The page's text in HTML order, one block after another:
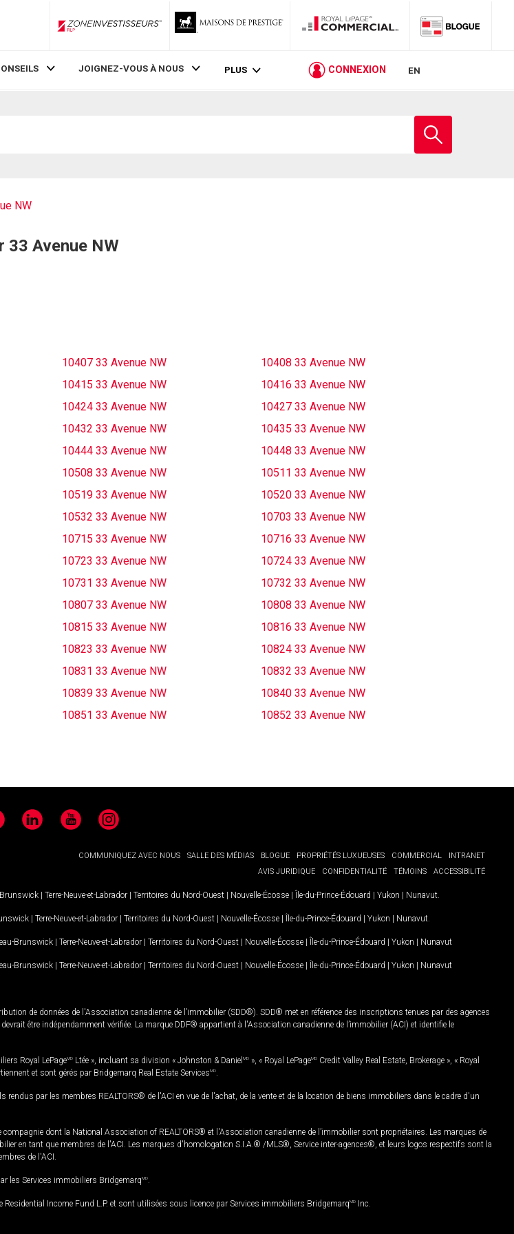
ZoneInvestisseurs RLP
JOIGNEZ-VOUS À NOUS PLUS CONNEXION EN
NW
33 Avenue NW
10407 33 Avenue NW
10408 33 Avenue NW
10415 33 Avenue NW
10416 33 Avenue NW
10424 33 Avenue NW
10427 33 Avenue NW
10432 33 Avenue NW
10435 33 Avenue NW
10444 33 Avenue NW
10448 33 Avenue NW
10508 33 Avenue NW
10511 33 Avenue NW
10519 33 Avenue NW
10520 33 Avenue NW
10532 33 Avenue NW
10703 33 Avenue NW
10715 33 Avenue NW
10716 33 Avenue NW
10723 33 Avenue NW
10724 33 Avenue NW
10731 33 Avenue NW
10732 33 Avenue NW
10807 33 Avenue NW
10808 33 Avenue NW
10815 33 Avenue NW
10816 33 Avenue NW
10823 33 Avenue NW
10824 33 Avenue NW
10831 33 Avenue NW
10832 33 Avenue NW
10839 33 Avenue NW
10840 33 Avenue NW
10851 33 Avenue NW
10852 33 Avenue NW
LinkedIn YouTubeInstagram
COMMUNIQUEZ AVEC NOUS SALLE DES MÉDIAS BLOGUE PROPRIÉTÉS LUXUEUSES COMMERCIAL
INTRANET
AVIS JURIDIQUE
CONFIDENTIALITÉ TÉMOINS ACCESSIBILITÉ
| Terre-Neuve-et-Labrador | Territoires du Nord-Ouest | Nouvelle-Écosse | Île-du-Prince-Édouard | Yukon | Nunavut
| Terre-Neuve-et-Labrador | Territoires du Nord-Ouest | Nouvelle-Écosse | Île-du-Prince-Édouard | Yukon | Nunavut
Brunswick | Terre-Neuve-et-Labrador | Territoires du Nord-Ouest | Nouvelle-Écosse | Île-du-Prince-Édouard | Yukon | Nunavut
Brunswick | Terre-Neuve-et-Labrador | Territoires du Nord-Ouest | Nouvelle-Écosse | Île-du-Prince-Édouard | Yukon | Nunavut
de données de l'Association canadienne de l’immobilier (SDD®). SDD® met en référence des inscriptions tenues par des agences
être indépendamment vérifiée. La marque DDF® appartient à l'Association canadienne de l’immobilier (ACI) et identifie le
Royal LePageMD Ltée », incluant sa division « Johnston & Daniel MD », « Royal LePageMD Credit Valley Real Estate, Brokerage », « Royal
et sont gérés par Bridgemarq Real Estate ServicesMD
par les membres REALTORS® de l'ACI en vue de l'achat, de la vente et de la location de biens immobiliers dans le cadre d'un
dont la National Association of REALTORS® et l'Association canadienne de l’immobilier sont propriétaires. Les marques de
en tant que membres de l'ACI. Les marques d'homologation S.I.A.® /MLS®, Service inter-agences®, et leurs logos respectifs sont la
de l'ACI.
les Services immobiliers BridgemarqMD
Residential Income Fund L.P. et sont utilisées sous licence par Services immobiliers BridgemarqMD Inc.